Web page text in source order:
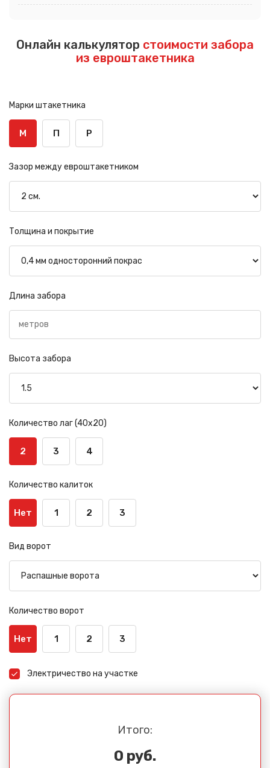
Онлайн калькулятор стоимости забора
из евроштакетника
Марки штакетника
М П Р
Зазор между евроштакетником
Толщина и покрытие
Длина забора
Высота забора
Количество лаг (40х20)
2 3 4
Количество калиток
Нет 1 2 3
Вид ворот
Количество ворот
Нет 1 2 3
Электричество на участке
Итого:
0 руб.